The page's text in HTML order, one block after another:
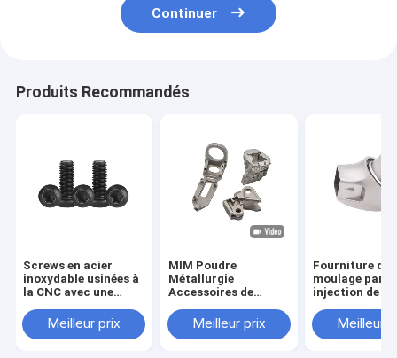
Continuer
Produits Recommandés
Screws en acier
inoxydable usinées à
la CNC avec une
mm
Meilleur prix
MIM Poudre
Métallurgie
Accessoires de
Pièces de précision
en acier inoxydable
Meilleur prix
Fourniture de
moulage par
injection de
de métallurgie
poudres
Meilleur